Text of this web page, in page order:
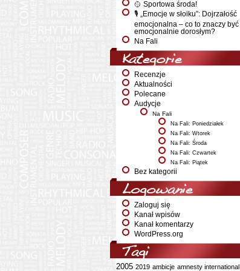
🥎 Sportowa środa!
🎙️ „Emocje w słoiku”: Dojrzałość
emocjonalna – co to znaczy być
emocjonalnie dorosłym?
Na Fali
Kategorie
Recenzje
Aktualności
Polecane
Audycje
Na Fali
Na Fali: Poniedziałek
Na Fali: Wtorek
Na Fali: Środa
Na Fali: Czwartek
Na Fali: Piątek
Bez kategorii
Logowanie
Zaloguj się
Kanał wpisów
Kanał komentarzy
WordPress.org
Tagi
2005 2019 ambicje amnesty international